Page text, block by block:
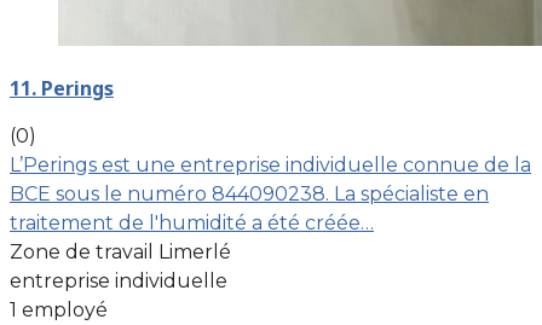
11. Perings
(0)
L’Perings est une entreprise individuelle connue de la
BCE sous le numéro 844090238. La spécialiste en
traitement de l'humidité a été créée…
Zone de travail Limerlé
entreprise individuelle
1 employé